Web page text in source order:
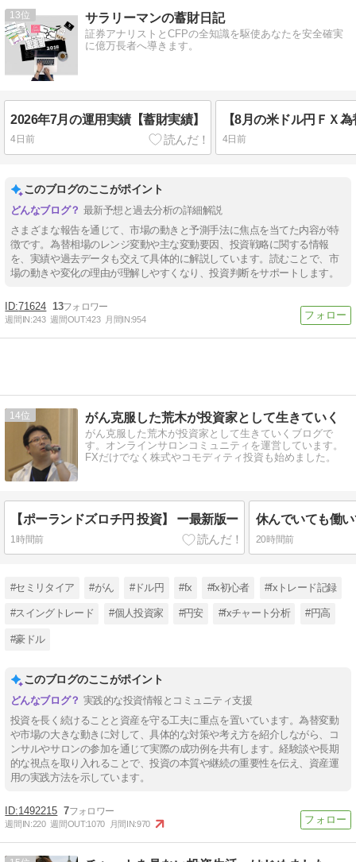
13 サラリーマンの蓄財日記
証券アナリストとCFPの全知識を駆使あなたを安全確実
に億万長者へ導きます。
2026年7月の運用実績【蓄財実績】
4日前 4日前
このブログのここがポイント
最新予想と過去分析の詳細解説
さまざまな報告を通じて、市場の動きと予測手法に焦点を当てた内容が特
徴です。為替相場のレンジ変動や主な変動要因、投資戦略に関する情報
を、実績や過去データも交えて具体的に解説しています。読むことで、市
場の動きや変化の理由が理解しやすくなり、投資判断をサポートします。
71624 13
週間IN:243 週間OUT:423 月間IN:954
14 がん克服した荒木が投資家として生きていく
がん克服した荒木が投資家として生きていくブログで
す。オンラインサロンコミュニティを運営しています。
FXだけでなく株式やコモディティ投資も始めました。
【ポーランドズロチ円 投資】 ー最新版ー
1時間前 20時間前
#セミリタイア #がん #ドル円 #fx #fx初心者 #fxトレード記録
#スイングトレード #個人投資家 #円安 #fxチャート分析 #円高
#豪ドル
このブログのここがポイント
実践的な投資情報とコミュニティ支援
投資を長く続けることと資産を守る工夫に重点を置いています。為替変動
や市場の大きな動きに対して、具体的な対策や考え方を紹介しながら、コ
ンサルやサロンの参加を通じて実際の成功例を共有します。経験談や長期
的な視点を取り入れることで、投資の本質や継続の重要性を伝え、資産運
用の実践方法を示しています。
1492215 7
週間IN:220 週間OUT:1070 月間IN:970